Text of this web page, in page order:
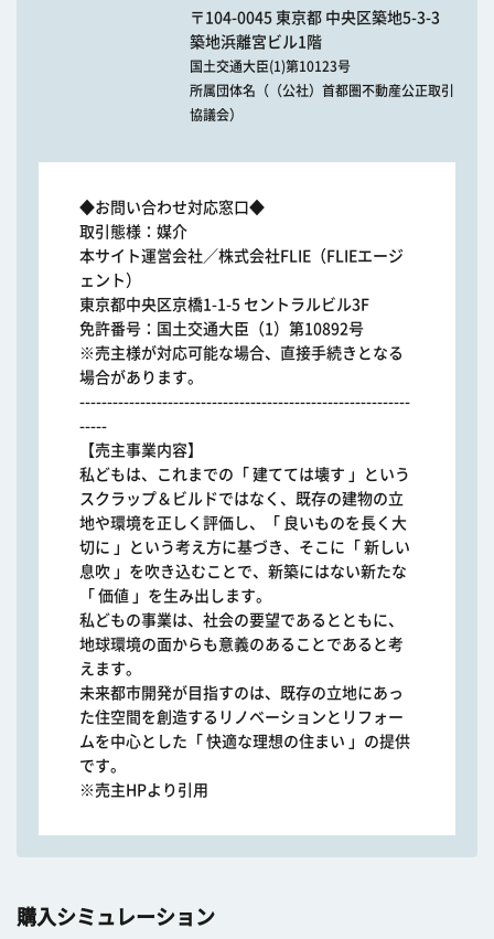
〒104-0045 東京都 中央区築地5-3-3
築地浜離宮ビル1階
国土交通大臣(1)第10123号
所属団体名（（公社）首都圏不動産公正取引
協議会）
◆お問い合わせ対応窓口◆
取引態様：媒介
本サイト運営会社／株式会社FLIE（FLIEエージ
ェント）
東京都中央区京橋1-1-5 セントラルビル3F
免許番号：国土交通大臣（1）第10892号
※売主様が対応可能な場合、直接手続きとなる
場合があります。
------------------------------------------------------------
-----
【売主事業内容】
私どもは、これまでの「 建てては壊す 」という
スクラップ＆ビルドではなく、既存の建物の立
地や環境を正しく評価し、「 良いものを長く大
切に 」という考え方に基づき、そこに「 新しい
息吹 」を吹き込むことで、新築にはない新たな
「 価値 」を生み出します。
私どもの事業は、社会の要望であるとともに、
地球環境の面からも意義のあることであると考
えます。
未来都市開発が目指すのは、既存の立地にあっ
た住空間を創造するリノベーションとリフォー
ムを中心とした「 快適な理想の住まい 」の提供
です。
※売主HPより引用
購入シミュレーション